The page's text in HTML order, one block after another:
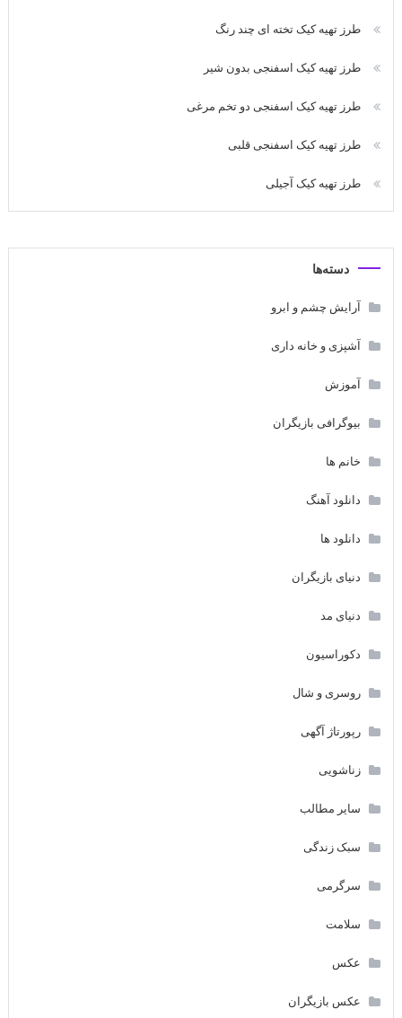
طرز تهیه کیک تخته ای چند رنگ
طرز تهیه کیک اسفنجی بدون شیر
طرز تهیه کیک اسفنجی دو تخم مرغی
طرز تهیه کیک اسفنجی قلبی
طرز تهیه کیک آجیلی
دسته‌ها
آرایش چشم و ابرو
آشپزی و خانه داری
آموزش
بیوگرافی بازیگران
خانم ها
دانلود آهنگ
دانلود ها
دنیای بازیگران
دنیای مد
دکوراسیون
روسری و شال
رپورتاژ آگهی
زناشویی
سایر مطالب
سبک زندگی
سرگرمی
سلامت
عکس
عکس بازیگران